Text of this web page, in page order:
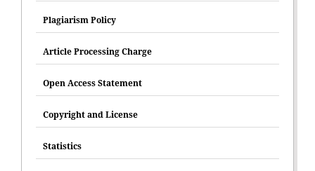
Plagiarism Policy
Article Processing Charge
Open Access Statement
Copyright and License
Statistics